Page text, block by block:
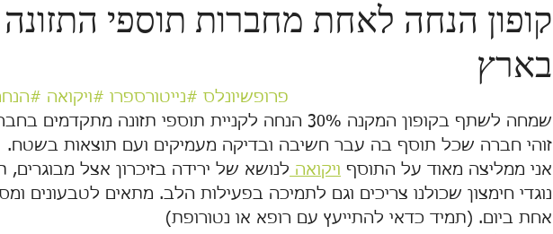
קופון הנחה לאחת מחברות תוספי
בארץ
#פרופשיונלס #נייטורספרו #ויקואה
שמחה לשתף בקופון המקנה 30% הנחה לקניית תוספי תזונה
זוהי חברה שכל תוסף בה עבר חשיבה ובדיקה מעמיקים ועם תוצאות בשטח.
אני ממליצה מאוד על התוסף ויקואה לנושא של ירידה בזיכרון אצל
נוגדי חימצון שכולנו צריכים וגם לתמיכה בפעילות הלב. מתאים לטבעונים
אחת ביום. (תמיד כדאי להתייעץ עם רופא או נטורופת)